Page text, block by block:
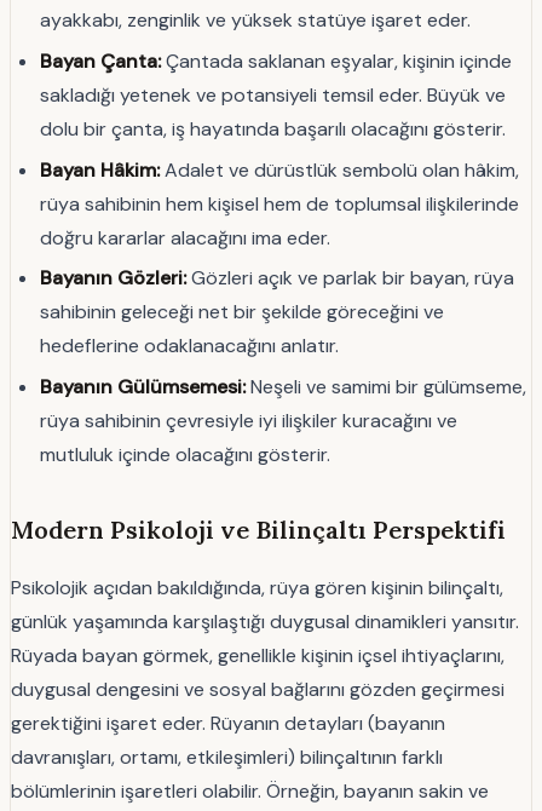
ayakkabı, zenginlik ve yüksek statüye işaret eder.
Bayan Çanta:Çantada saklanan eşyalar, kişinin içinde
sakladığı yetenek ve potansiyeli temsil eder. Büyük ve
dolu bir çanta, iş hayatında başarılı olacağını gösterir.
Bayan Hâkim:Adalet ve dürüstlük sembolü olan hâkim,
rüya sahibinin hem kişisel hem de toplumsal ilişkilerinde
doğru kararlar alacağını ima eder.
Bayanın Gözleri:Gözleri açık ve parlak bir bayan, rüya
sahibinin geleceği net bir şekilde göreceğini ve
hedeflerine odaklanacağını anlatır.
Bayanın Gülümsemesi:Neşeli ve samimi bir gülümseme,
rüya sahibinin çevresiyle iyi ilişkiler kuracağını ve
mutluluk içinde olacağını gösterir.
Modern Psikoloji ve Bilinçaltı Perspektifi
Psikolojik açıdan bakıldığında, rüya gören kişinin bilinçaltı,
günlük yaşamında karşılaştığı duygusal dinamikleri yansıtır.
Rüyada bayan görmek, genellikle kişinin içsel ihtiyaçlarını,
duygusal dengesini ve sosyal bağlarını gözden geçirmesi
gerektiğini işaret eder. Rüyanın detayları (bayanın
davranışları, ortamı, etkileşimleri) bilinçaltının farklı
bölümlerinin işaretleri olabilir. Örneğin, bayanın sakin ve